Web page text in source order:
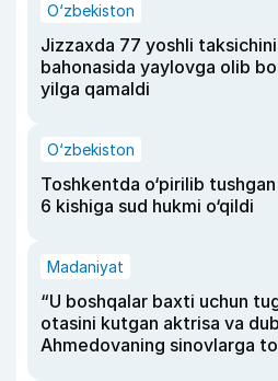
O‘zbekiston
Jizzaxda 77 yoshli
bahonasida yaylovga olib
yilga qamaldi
O‘zbekiston
Toshkentda o‘pirilib tushgan
6 kishiga sud hukmi o‘qildi
Madaniyat
“U boshqalar baxti uchun
otasini kutgan aktrisa va
Ahmedovaning sinovlarga